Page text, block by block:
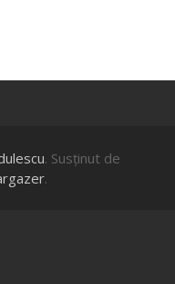
. Susţinut de
.